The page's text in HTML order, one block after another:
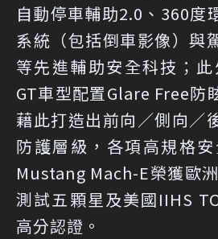
自動停車輔助2.0、360度
系統（包括倒車影像）與
等先進輔助安全科技；
GT車型配置Glare Free防
藉此打造出前向／側向／
防護層級，各項高規格
Mustang Mach-E榮獲歐
測試五顆星及美國IIHS
高分認證。